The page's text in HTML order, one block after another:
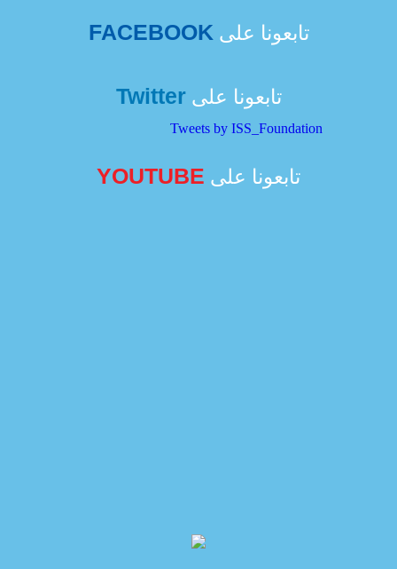
تابعونا على FACEBOOK
تابعونا علىTwitter
Tweets by ISS_Foundation
تابعونا على YOUTUBE